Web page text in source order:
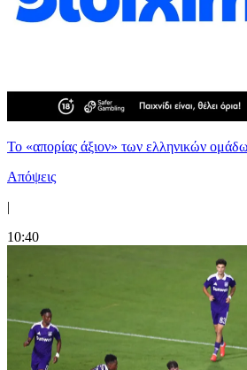
Το «απορίας άξιον» των ελληνικών
Απόψεις
|
10:40